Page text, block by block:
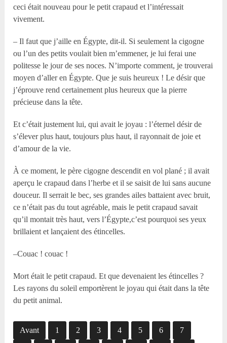
ceci était nouveau pour le petit crapaud et l’intéressait
vivement.
– Il faut que j’aille en Égypte, dit-il. Si seulement la cigogne
ou l’un des petits voulait bien m’emmener, je lui ferai une
politesse le jour de ses noces. N’importe comment, je trouverai
moyen d’aller en Égypte. Que je suis heureux ! Le désir que
j’éprouve rend certainement plus heureux que la pierre
précieuse dans la tête.
Et c’était justement lui, qui avait le joyau : l’éternel désir de
s’élever plus haut, toujours plus haut, il rayonnait de joie et
d’amour de la vie.
À ce moment, le père cigogne descendit en vol plané ; il avait
aperçu le crapaud dans l’herbe et il se saisit de lui sans aucune
douceur. Il serrait le bec, ses grandes ailes battaient avec bruit,
ce n’était pas du tout agréable, mais le petit crapaud savait
qu’il montait très haut, vers l’Égypte,c’est pourquoi ses yeux
brillaient et lançaient des étincelles.
–Couac ! couac !
Mort était le petit crapaud. Et que devenaient les étincelles ?
Les rayons du soleil emportèrent le joyau qui était dans la tête
du petit animal.
Avant 1 2 3 4 5 6 7